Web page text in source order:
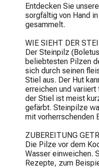
Entdecken Sie
sorgfältig von Hand
gesammelt.
WIE SIEHT DER
Der Steinpilz
beliebtesten Pilzen
sich durch seinen
Stiel aus. Der Hut
erreichen und
der Stiel ist meist
gefärbt. Steinpilze
mit vorherrschenden
ZUBEREITUNG
Die Pilze vor dem
Wasser einweichen.
Rezepte, zum